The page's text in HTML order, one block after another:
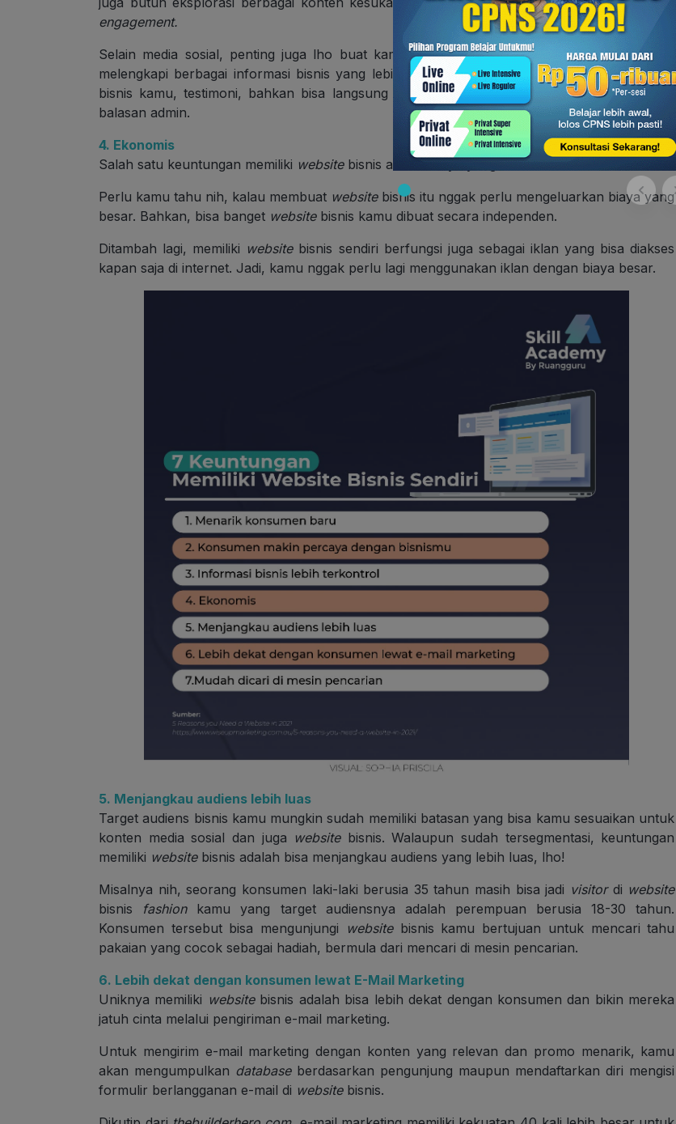
engagement.
Selain media sosial, penting juga lho buat kamu untuk memilikiwebsite
bisnis. Kamu bisa
melengkapi berbagai informasi bisnis yang lebih terkontrol, seperti katalog produk, sejarah
bisnis kamu, testimoni, bahkan bisa langsung bertransaksi di sana tanpa perlu menunggu
balasan admin.
4. Ekonomis
Salah satu keuntungan memiliki website bisnis adalah biaya yang ekonomis.
Perlu kamu tahu nih, kalau membuat website bisnis itu nggak perlu mengeluarkan biaya yang
besar. Bahkan, bisa banget website bisnis kamu dibuat secara independen.
Ditambah lagi, memiliki website bisnis sendiri berfungsi juga sebagai iklan yang bisa diakses
kapan saja di internet. Jadi, kamu nggak perlu lagi menggunakan iklan dengan biaya besar.
5. Menjangkau audiens lebih luas
Target audiens bisnis kamu mungkin sudah memiliki batasan yang bisa kamu sesuaikan untuk
konten media sosial dan juga website bisnis. Walaupun sudah tersegmentasi, keuntungan
memiliki website bisnis adalah bisa menjangkau audiens yang lebih luas, lho!
Misalnya nih, seorang konsumen laki-laki berusia 35 tahun masih bisa jadi visitor di website
bisnis fashionkamu yang target audiensnya adalah perempuan berusia 18-30 tahun.
Konsumen tersebut bisa mengunjungi
website bisnis kamu bertujuan untuk mencari tahu
pakaian yang cocok sebagai hadiah, bermula dari mencari di mesin pencarian.
6. Lebih dekat dengan konsumen lewat E-Mail Marketing
Uniknya memiliki website bisnis adalah bisa lebih dekat dengan konsumen dan bikin mereka
jatuh cinta melalui pengiriman e-mail marketing.
Untuk mengirim e-mail marketing dengan konten yang relevan dan promo menarik, kamu
akan mengumpulkan database berdasarkan pengunjung maupun mendaftarkan diri mengisi
formulir berlangganan e-mail di website bisnis.